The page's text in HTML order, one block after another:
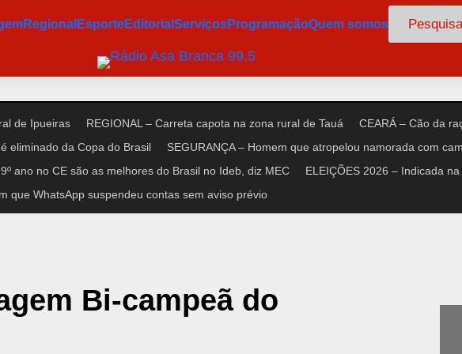
Regional EsporteEditorial ServiçosProgramaçãoQuem somos Pesquisar
de Ipueiras REGIONAL – Carreta capota na zona rural de Tauá
CEARÁ – Cão da
eliminado da Copa do Brasil
SEGURANÇA – Homem que atropelou namorada com
ano no CE são as melhores do Brasil no Ideb, diz MEC
ELEIÇÕES 2026 – Indicada
que WhatsApp suspendeu contas sem aviso prévio
Bi-campeã do